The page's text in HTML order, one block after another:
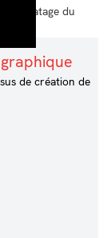
Formatage du
de création de